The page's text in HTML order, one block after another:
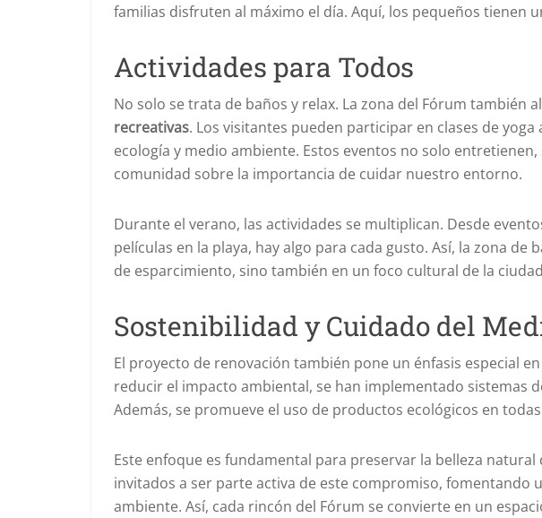
familias disfruten al máximo el día. Aquí, los pequeños tienen
Actividades para Todos
No solo se trata de baños y relax. La zona del Fórum también
recreativas. Los visitantes pueden participar en clases de
ecología y medio ambiente. Estos eventos no solo
comunidad sobre la importancia de cuidar nuestro entorno.
Durante el verano, las actividades se multiplican. Desde
películas en la playa, hay algo para cada gusto. Así, la zona
de esparcimiento, sino también en un foco cultural de la
Sostenibilidad y Cuidado del
El proyecto de renovación también pone un énfasis especial
reducir el impacto ambiental, se han implementado sistemas
Además, se promueve el uso de productos ecológicos en
Este enfoque es fundamental para preservar la belleza natural
invitados a ser parte activa de este compromiso, fomentando
ambiente. Así, cada rincón del Fórum se convierte en un